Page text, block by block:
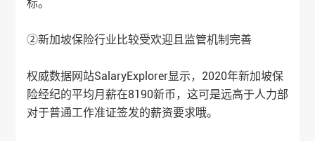
标。
②新加坡保险行业比较受欢迎且监管机制完善
权威数据网站SalaryExplorer显示，2020年新加坡保
险经纪的平均月薪在8190新币，这可是远高于人力部
对于普通工作准证签发的薪资要求哦。